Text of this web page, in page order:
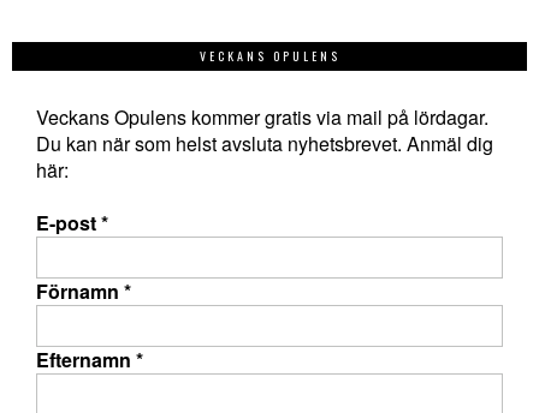
VECKANS OPULENS
Veckans Opulens kommer gratis via mail på lördagar.
Du kan när som helst avsluta nyhetsbrevet. Anmäl dig
här:
E-post*
Förnamn *
Efternamn *